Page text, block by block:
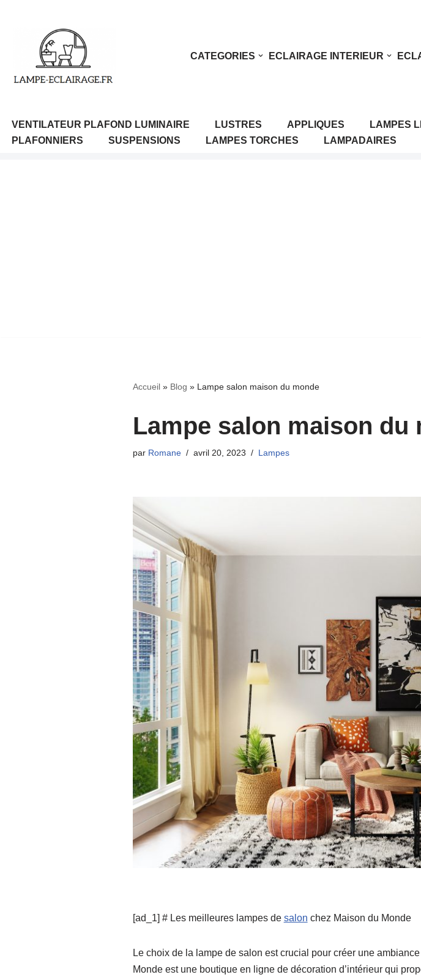
contenu
CATEGORIES ECLAIRAGE INTERIEUR
VENTILATEUR PLAFOND LUMINAIRE LUSTRES APPLIQUES LAMPES
PLAFONNIERS
SUSPENSIONS LAMPES TORCHES LAMPADAIRES
Accueil» Blog » Lampe salon maison du monde
Lampe salon maison du
par Romane avril 20, 2023 Lampes
[ad_1] # Les meilleures lampes de salon chez Maison du Monde
Le choix de la lampe de salon est crucial pour créer une
Monde est une boutique en ligne de décoration d’intérieur qui